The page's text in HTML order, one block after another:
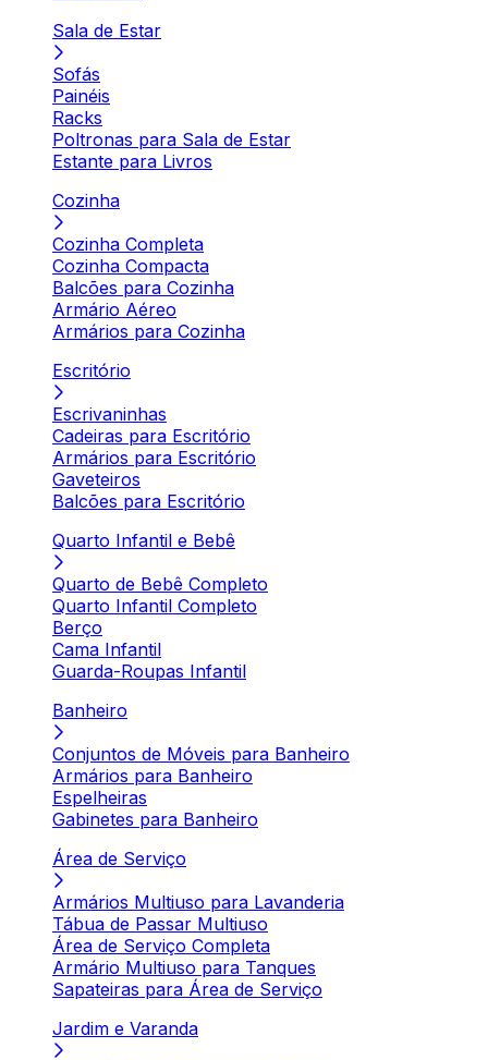
Sala de Estar
Sofás
Painéis
Racks
Poltronas para Sala de Estar
Estante para Livros
Cozinha
Cozinha Completa
Cozinha Compacta
Balcões para Cozinha
Armário Aéreo
Armários para Cozinha
Escritório
Escrivaninhas
Cadeiras para Escritório
Armários para Escritório
Gaveteiros
Balcões para Escritório
Quarto Infantil e Bebê
Quarto de Bebê Completo
Quarto Infantil Completo
Berço
Cama Infantil
Guarda-Roupas Infantil
Banheiro
Conjuntos de Móveis para Banheiro
Armários para Banheiro
Espelheiras
Gabinetes para Banheiro
Área de Serviço
Armários Multiuso para Lavanderia
Tábua de Passar Multiuso
Área de Serviço Completa
Armário Multiuso para Tanques
Sapateiras para Área de Serviço
Jardim e Varanda